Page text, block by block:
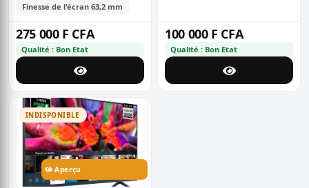
Finesse de l'écran 63,2 mm
275 000 F CFA
Qualité : Bon Etat
100 000 F CFA
Qualité : Bon Etat
INDISPONIBLE
Aperçu